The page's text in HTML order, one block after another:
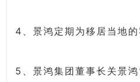
4、景鸿定期为移居当地
5、景鸿集团董事长关景